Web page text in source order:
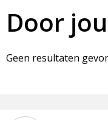
Door
Geen resultaten